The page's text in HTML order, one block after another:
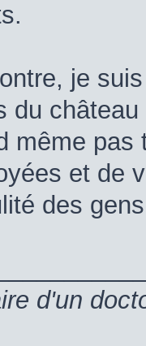
je
du
même pas
et de
des
d'un